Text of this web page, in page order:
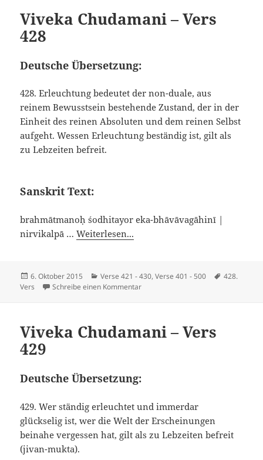
Viveka Chudamani – Vers
428
Deutsche Übersetzung:
428. Erleuchtung bedeutet der non-duale, aus
reinem Bewusstsein bestehende Zustand, der in der
Einheit des reinen Absoluten und dem reinen Selbst
aufgeht. Wessen Erleuchtung beständig ist, gilt als
zu Lebzeiten befreit.
Sanskrit Text:
brahmātmanoḥ śodhitayor eka-bhāvāvagāhinī |
nirvikalpā …Weiterlesen...
Veröffentlicht
am
6. Oktober 2015 Kategorien
Verse 421 - 430,Verse 401 - 500
428.
Vers
Schreibe einen Kommentarzu Viveka Chudamani – Vers 428
Viveka Chudamani – Vers
429
Deutsche Übersetzung:
429. Wer ständig erleuchtet und immerdar
glückselig ist, wer die Welt der Erscheinungen
beinahe vergessen hat, gilt als zu Lebzeiten befreit
(jivan-mukta).